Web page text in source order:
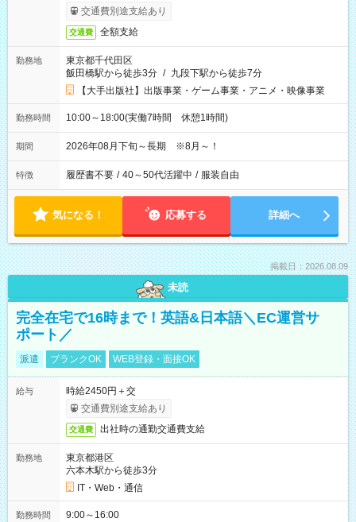
交通費別途支給あり
交通費 全額支給
勤務地
東京都千代田区
飯田橋駅から徒歩3分 / 九段下駅から徒歩7分
【大手出版社】出版事業・ゲーム事業・アニメ・映像事業
勤務時間 10:00～18:00(実働7時間 休憩1時間)
期間 2026年08月下旬～長期 ※8月～！
特徴 履歴書不要 / 40～50代活躍中 / 服装自由
気になる！ 応募する 詳細へ
掲載日：2026.08.09
未読
完全在宅で16時まで！英語&日本語＼EC運営サ
ポート／
派遣 ブランクOK WEB登録・面接OK
給与
時給2450円＋交
交通費別途支給あり
交通費 出社時の通勤交通費支給
勤務地
東京都港区
六本木駅から徒歩3分
IT・Web・通信
勤務時間 9:00～16:00